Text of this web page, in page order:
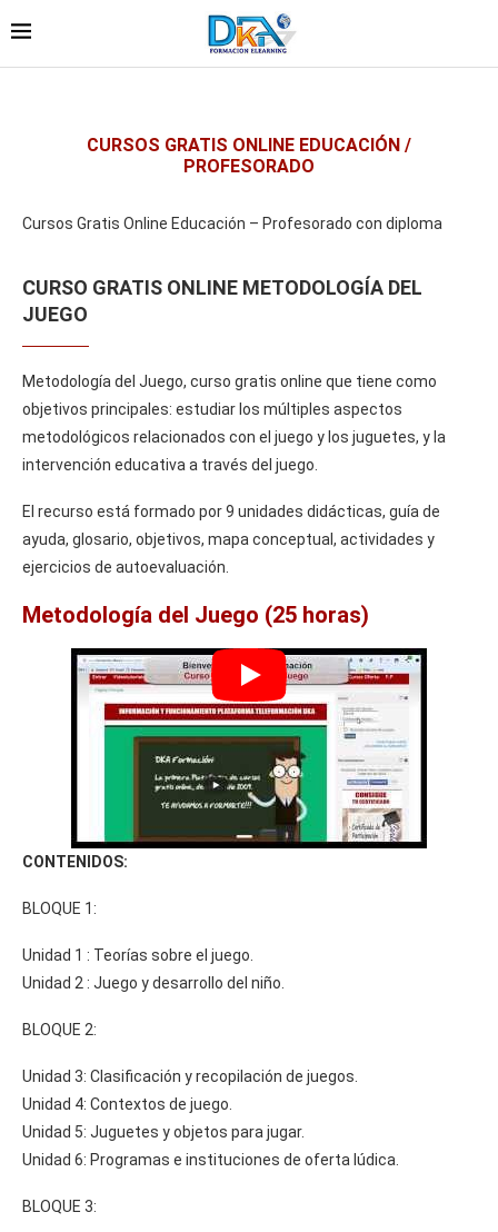
CURSOS GRATIS ONLINE EDUCACIÓN /
PROFESORADO
Cursos Gratis Online Educación – Profesorado con diploma
CURSO GRATIS ONLINE METODOLOGÍA DEL
JUEGO
Metodología del Juego, curso gratis online que tiene como
objetivos principales: estudiar los múltiples aspectos
metodológicos relacionados con el juego y los juguetes, y la
intervención educativa a través del juego.
El recurso está formado por 9 unidades didácticas, guía de
ayuda, glosario, objetivos, mapa conceptual, actividades y
ejercicios de autoevaluación.
Metodología del Juego (25 horas)
CONTENIDOS:
BLOQUE 1:
Unidad 1 : Teorías sobre el juego.
Unidad 2 : Juego y desarrollo del niño.
BLOQUE 2:
Unidad 3: Clasificación y recopilación de juegos.
Unidad 4: Contextos de juego.
Unidad 5: Juguetes y objetos para jugar.
Unidad 6: Programas e instituciones de oferta lúdica.
BLOQUE 3: